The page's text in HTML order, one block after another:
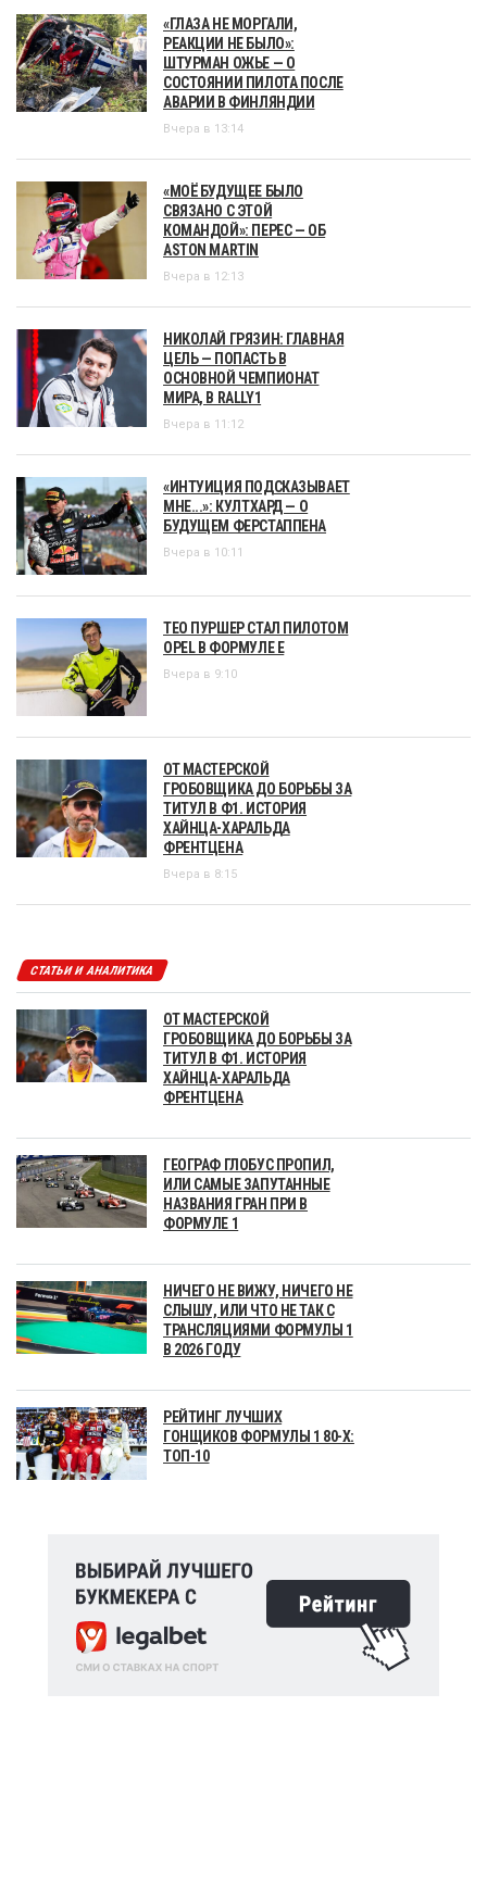
«ГЛАЗА НЕ МОРГАЛИ,
РЕАКЦИИ НЕ БЫЛО»:
ШТУРМАН ОЖЬЕ — О
СОСТОЯНИИ ПИЛОТА ПОСЛЕ
АВАРИИ В ФИНЛЯНДИИ
Вчера в 13:14
«МОЁ БУДУЩЕЕ БЫЛО
СВЯЗАНО С ЭТОЙ
КОМАНДОЙ»: ПЕРЕС — ОБ
ASTON MARTIN
Вчера в 12:13
НИКОЛАЙ ГРЯЗИН: ГЛАВНАЯ
ЦЕЛЬ — ПОПАСТЬ В
ОСНОВНОЙ ЧЕМПИОНАТ
МИРА, В RALLY1
Вчера в 11:12
«ИНТУИЦИЯ ПОДСКАЗЫВАЕТ
МНЕ...»: КУЛТХАРД — О
БУДУЩЕМ ФЕРСТАППЕНА
Вчера в 10:11
ТЕО ПУРШЕР СТАЛ ПИЛОТОМ
OPEL В ФОРМУЛЕ Е
Вчера в 9:10
ОТ МАСТЕРСКОЙ
ГРОБОВЩИКА ДО БОРЬБЫ ЗА
ТИТУЛ В Ф1. ИСТОРИЯ
ХАЙНЦА-ХАРАЛЬДА
ФРЕНТЦЕНА
Вчера в 8:15
СТАТЬИ И АНАЛИТИКА
ОТ МАСТЕРСКОЙ
ГРОБОВЩИКА ДО БОРЬБЫ ЗА
ТИТУЛ В Ф1. ИСТОРИЯ
ХАЙНЦА-ХАРАЛЬДА
ФРЕНТЦЕНА
ГЕОГРАФ ГЛОБУС ПРОПИЛ,
ИЛИ САМЫЕ ЗАПУТАННЫЕ
НАЗВАНИЯ ГРАН ПРИ В
ФОРМУЛЕ 1
НИЧЕГО НЕ ВИЖУ, НИЧЕГО НЕ
СЛЫШУ, ИЛИ ЧТО НЕ ТАК С
ТРАНСЛЯЦИЯМИ ФОРМУЛЫ 1
В 2026 ГОДУ
РЕЙТИНГ ЛУЧШИХ
ГОНЩИКОВ ФОРМУЛЫ 1 80-Х:
ТОП-10